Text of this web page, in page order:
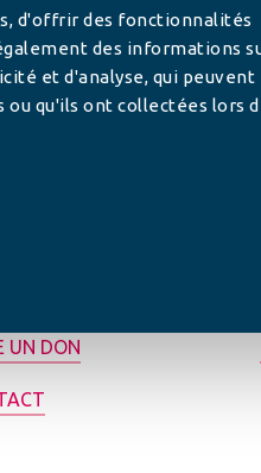
d'offrir des fonctionnalités
des informations
et d'analyse, qui peuvent
qu'ils ont collectées lors
UN DON